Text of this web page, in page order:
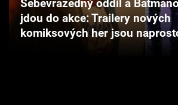
Pořady
Sebevražedný oddíl a
jdou do akce: Trailery nových
komiksových her jsou